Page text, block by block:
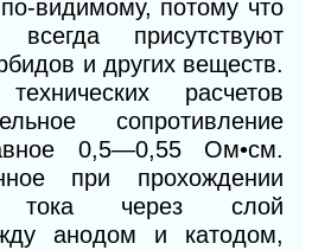
видимому, потому что
присутствуют
и других веществ.
расчетов
сопротивление
0,5—0,55 Ом•см.
при прохождении
тока через слой
анодом и катодом,